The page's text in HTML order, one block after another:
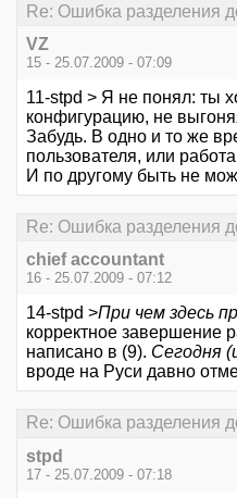
Re: Ошибка разделения
VZ
15 - 25.07.2009 - 07:09
11-stpd > Я не понял: ты
конфигурацию, не
Забудь. В одно и то же
пользователя, или
И по другому быть не
Re: Ошибка разделения
chief accountant
16 - 25.07.2009 - 07:12
14-stpd >При чем здесь
корректное завершение
написано в (9). Сегодня
вроде на Руси давно
Re: Ошибка разделения
stpd
17 - 25.07.2009 - 07:18